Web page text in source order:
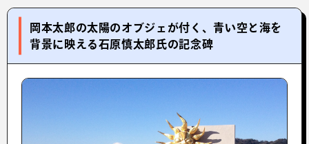
岡本太郎の太陽のオブジェが付く、青い空と海を
背景に映える石原慎太郎氏の記念碑